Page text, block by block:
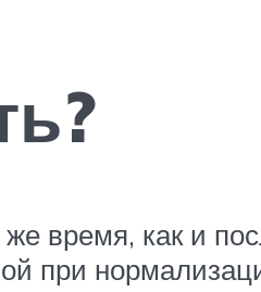
время, как и
при